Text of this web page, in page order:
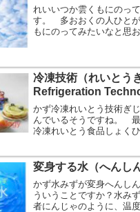
れいいつか雲くもにのっ
す。 多おおくの人ひとが
もにのってみたいなと思
ん化かしたものです。
冷凍技術（れいとう
Refrigeration
かず冷凍れいとう技術ぎ
んでいるそうですね。 最
冷凍れいとう食品しょくひ
食事しょくじのメニュー
れいとう食品しょくひん...
変身する水（へんし
かず水みずが変身へんし
ういうことですか？水み
者にんじゃのように、温度